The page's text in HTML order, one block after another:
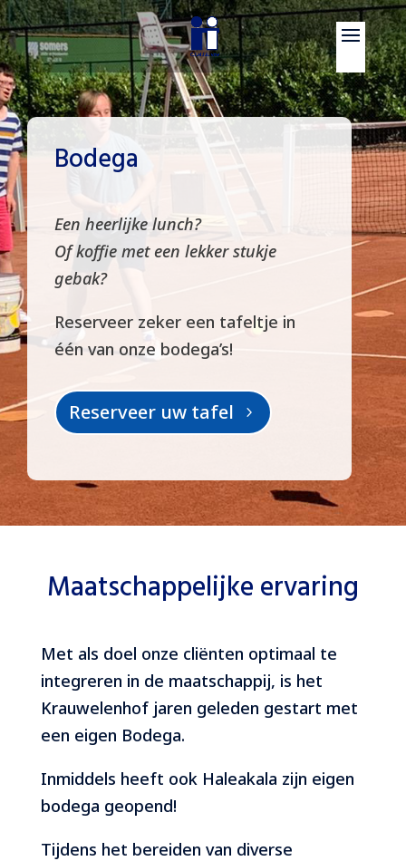
Bodega
Een heerlijke lunch?
Of koffie met een lekker stukje
gebak?
Reserveer zeker een tafeltje in
één van onze bodega’s!
Reserveer uw tafel
Maatschappelijke ervaring
Met als doel onze cliënten optimaal te
integreren in de maatschappij, is het
Krauwelenhof jaren geleden gestart met
een eigen Bodega.
Inmiddels heeft ook Haleakala zijn eigen
bodega geopend!
Tijdens het bereiden van diverse